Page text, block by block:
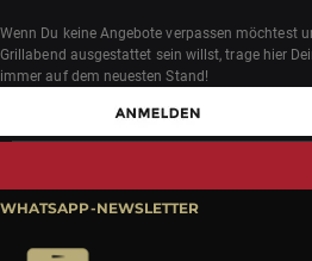
Wenn Du keine Angebote verpassen möchtest
Grillabend ausgestattet sein willst, trage hier
immer auf dem neuesten Stand!
WHATSAPP-NEWSLETTER